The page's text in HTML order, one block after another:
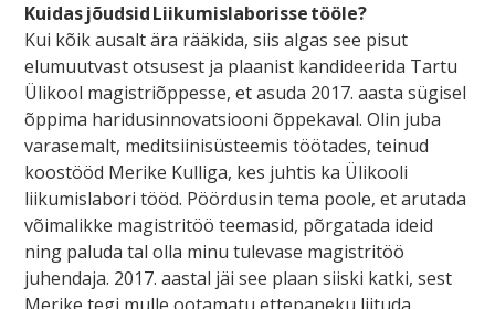
Kuidas jõudsid Liikumislaborisse tööle?
Kui kõik ausalt ära rääkida, siis algas see pisut
elumuutvast otsusest ja plaanist kandideerida Tartu
Ülikool magistriõppesse, et asuda 2017. aasta sügisel
õppima haridusinnovatsiooni õppekaval. Olin juba
varasemalt, meditsiinisüsteemis töötades, teinud
koostööd Merike Kulliga, kes juhtis ka Ülikooli
liikumislabori tööd. Pöördusin tema poole, et arutada
võimalikke magistritöö teemasid, põrgatada ideid
ning paluda tal olla minu tulevase magistritöö
juhendaja. 2017. aastal jäi see plaan siiski katki, sest